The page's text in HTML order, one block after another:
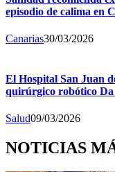
episodio de calima en
Canarias30/03/2026
El Hospital San Juan
quirúrgico robótico
Salud09/03/2026
NOTICIAS